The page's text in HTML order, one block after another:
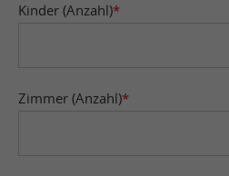
Kinder (Anzahl)*
Zimmer (Anzahl)*